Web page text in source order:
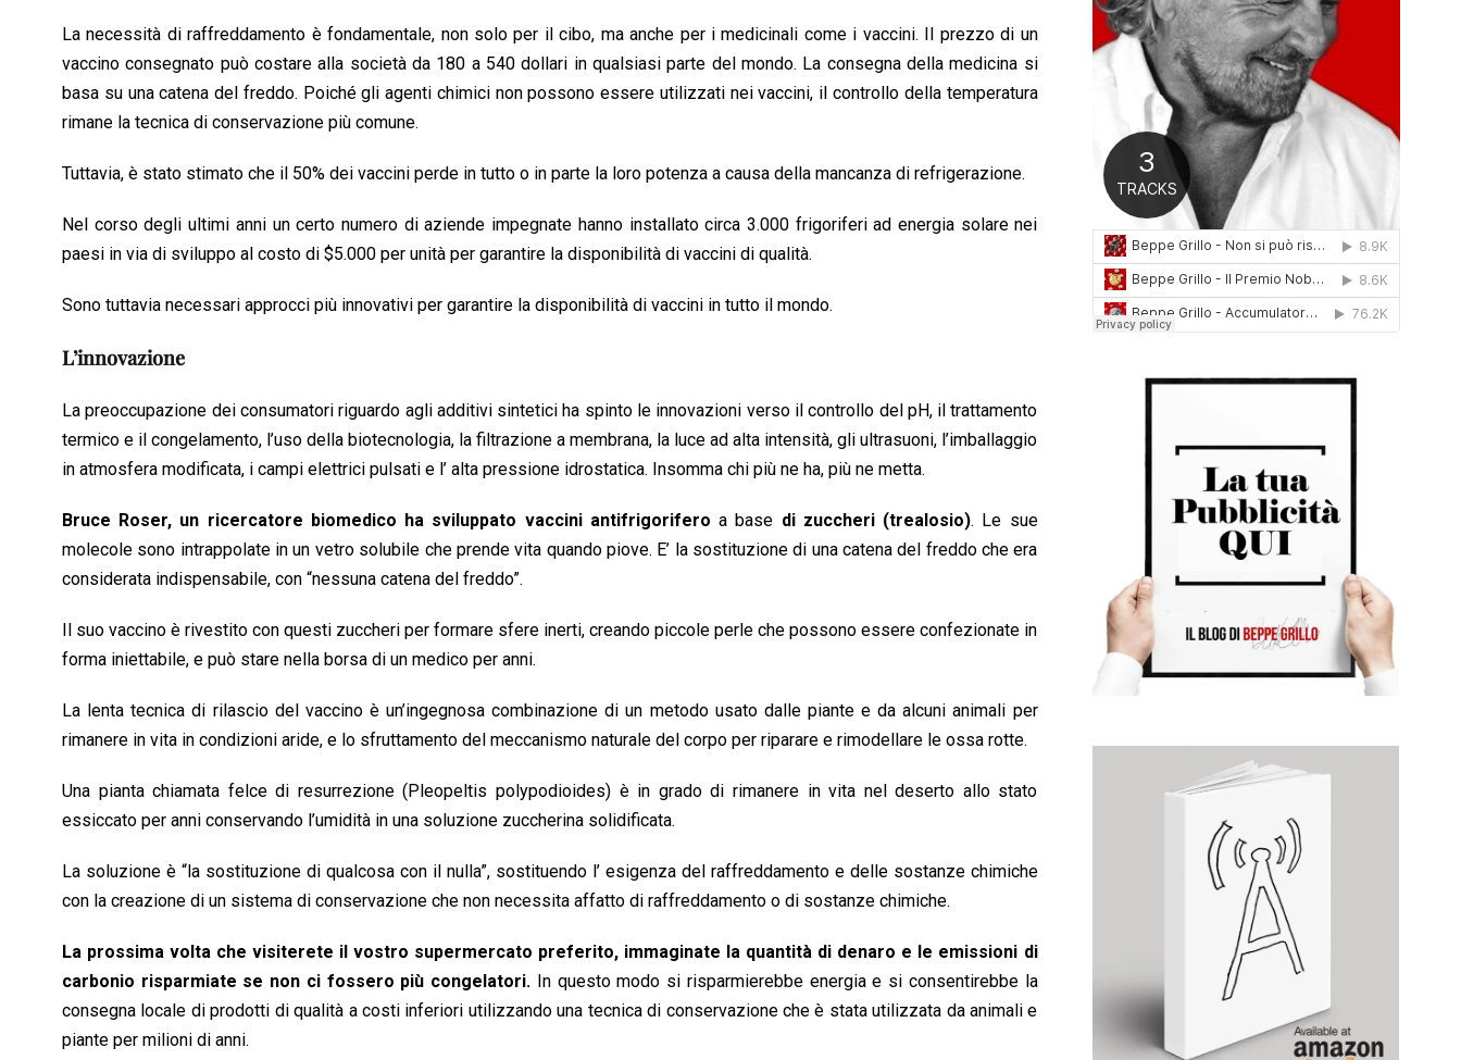
2
0
La necessità di raffreddamento è fondamentale, non solo per il cibo, ma anche per i medicinali come i vaccini. Il prezzo di un
vaccino consegnato può costare alla società da 180 a 540 dollari in qualsiasi parte del mondo. La consegna della medicina si
basa su una catena del freddo. Poiché gli agenti chimici non possono essere utilizzati nei vaccini, il controllo della temperatura
rimane la tecnica di conservazione più comune.
Tuttavia, è stato stimato che il 50% dei vaccini perde in tutto o in parte la loro potenza a causa della mancanza di refrigerazione.
Nel corso degli ultimi anni un certo numero di aziende impegnate hanno installato circa 3.000 frigoriferi ad energia solare nei
paesi in via di sviluppo al costo di $5.000 per unità per garantire la disponibilità di vaccini di qualità.
Sono tuttavia necessari approcci più innovativi per garantire la disponibilità di vaccini in tutto il mondo.
L’innovazione
La preoccupazione dei consumatori riguardo agli additivi sintetici ha spinto le innovazioni verso il controllo del pH, il trattamento
termico e il congelamento, l’uso della biotecnologia, la filtrazione a membrana, la luce ad alta intensità, gli ultrasuoni, l’imballaggio
in atmosfera modificata, i campi elettrici pulsati e l’ alta pressione idrostatica. Insomma chi più ne ha, più ne metta.
Bruce Roser, un ricercatore biomedico ha sviluppato vaccini antifrigorifero a base di zuccheri (trealosio). Le sue
molecole sono intrappolate in un vetro solubile che prende vita quando piove. E’ la sostituzione di una catena del freddo che era
considerata indispensabile, con “nessuna catena del freddo”.
Il suo vaccino è rivestito con questi zuccheri per formare sfere inerti, creando piccole perle che possono essere confezionate in
forma iniettabile, e può stare nella borsa di un medico per anni.
La lenta tecnica di rilascio del vaccino è un’ingegnosa combinazione di un metodo usato dalle piante e da alcuni animali per
rimanere in vita in condizioni aride, e lo sfruttamento del meccanismo naturale del corpo per riparare e rimodellare le ossa rotte.
Una pianta chiamata felce di resurrezione (Pleopeltis polypodioides) è in grado di rimanere in vita nel deserto allo stato
essiccato per anni conservando l’umidità in una soluzione zuccherina solidificata.
La soluzione è “la sostituzione di qualcosa con il nulla”, sostituendo l’ esigenza del raffreddamento e delle sostanze chimiche
con la creazione di un sistema di conservazione che non necessita affatto di raffreddamento o di sostanze chimiche.
La prossima volta che visiterete il vostro supermercato preferito, immaginate la quantità di denaro e le emissioni di
carbonio risparmiate se non ci fossero più congelatori. In questo modo si risparmierebbe energia e si consentirebbe la
consegna locale di prodotti di qualità a costi inferiori utilizzando una tecnica di conservazione che è stata utilizzata da animali e
piante per milioni di anni.